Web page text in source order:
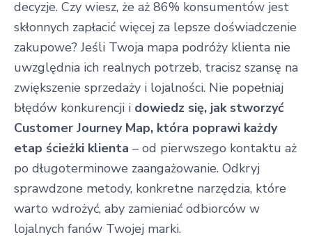
decyzje. Czy wiesz, że aż 86% konsumentów jest
skłonnych zapłacić więcej za lepsze doświadczenie
zakupowe? Jeśli Twoja mapa podróży klienta nie
uwzględnia ich realnych potrzeb, tracisz szansę na
zwiększenie sprzedaży i lojalności. Nie popełniaj
błędów konkurencji i dowiedz się, jak stworzyć
Customer Journey Map, która poprawi każdy
etap ścieżki klienta – od pierwszego kontaktu aż
po długoterminowe zaangażowanie. Odkryj
sprawdzone metody, konkretne narzędzia, które
warto wdrożyć, aby zamieniać odbiorców w
lojalnych fanów Twojej marki.